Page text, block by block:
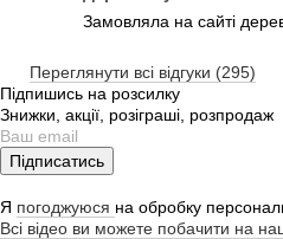
Замовляла на сайті
Переглянути всі відгуки (295)
Підпишись на розсилку
Знижки, акції, розіграші, розпродаж
Підписатись
Я погоджуюся на обробку
Всі відео ви можете побачити на